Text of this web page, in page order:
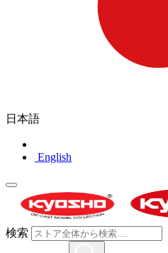
日本語
English
検索